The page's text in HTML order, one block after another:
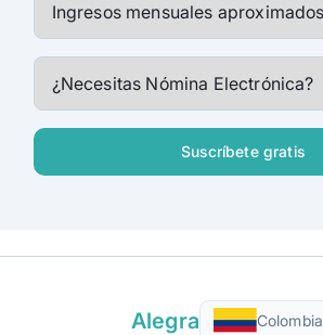
Alegra Colombia